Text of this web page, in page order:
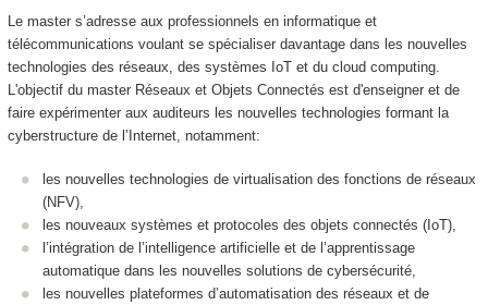
Le master s’adresse aux professionnels en informatique et
télécommunications voulant se spécialiser davantage dans les nouvelles
technologies des réseaux, des systèmes IoT et du cloud computing.
L'objectif du master Réseaux et Objets Connectés est d'enseigner et de
faire expérimenter aux auditeurs les nouvelles technologies formant la
cyberstructure de l’Internet, notamment:
les nouvelles technologies de virtualisation des fonctions de réseaux
(NFV),
les nouveaux systèmes et protocoles des objets connectés (IoT),
l’intégration de l’intelligence artificielle et de l’apprentissage
automatique dans les nouvelles solutions de cybersécurité,
les nouvelles plateformes d’automatisation des réseaux et de